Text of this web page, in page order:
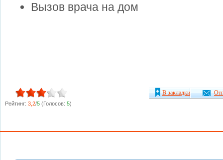
Вызов врача на дом
Рейтинг: 3,2/5 (Голосов: 5)
В закладки